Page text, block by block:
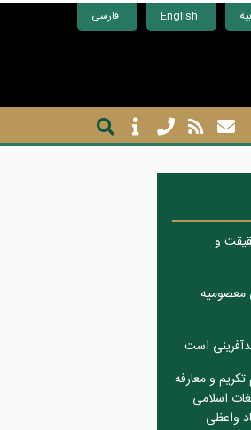
فارسی English
و
معصومیه
است
و معارفه
اسلامی
واعظی